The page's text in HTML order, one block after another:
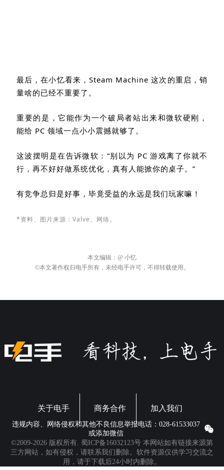
最后，在小忆看来，Steam Machine这次的重启，销
量啥的已经不重要了。
重要的是，它能作为一个破局者站出来和微软硬刚，
能给 PC 领域一点小小震撼就够了。
这波摆明是在告诉微软： “别以为 PC游戏离了你就不
行，再不好好做系统优化，真有人能掀你的桌子。 ”
有竞争总归是好事，毕竟受益的永远是我们玩家嘛！
*资料、图片来源： Valve、 网络。
本文编辑： @ 小忆
©本文著作权归电手所有，未经电手许可，不得转载使用。
关于电手 商务合作 加入我们
违规内容、网络侵权和其他不良信息举报电话：028-61533037
或添加微信
©2009-2026 版权所有. 蜀ICP备16032123号 本网站如有链接来源第
三方网站，如有侵权，请联系我们删除。软件资源仅供学习交流之
用，请于下载后24小时内删除。